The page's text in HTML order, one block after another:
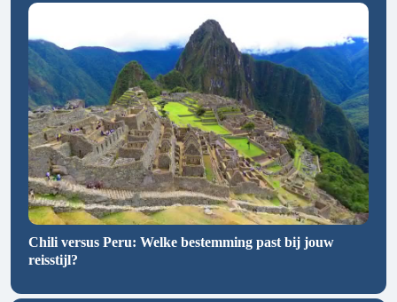
Chili versus Peru: Welke bestemming past bij jouw
reisstijl?